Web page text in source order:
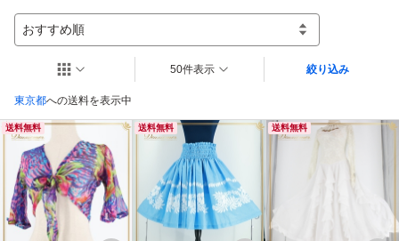
――――――――――――――――
◆ 送料無料
◆ まとめ買いでお値引き可能
――――――――――――――――
ご希望の方は、お気軽にコメントにてご連絡ください。
希少アイテムやお得な商品も随時出品・値下げしております。
最新情報をチェックするためにも、ぜひフォローをお願いいたします。
ご不明な点などございましたら、お気軽にお問い合わせください。
どうぞよろしくお願いいたします。
おすすめ順
東京都への送料を表示中
50件表示 絞り込み
送料無料 送料無料 送料無料